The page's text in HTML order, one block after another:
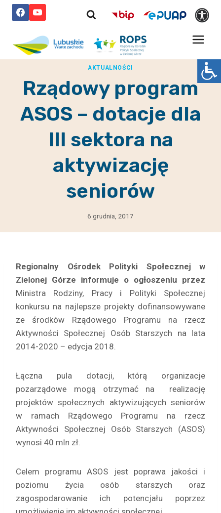
Przejdź
AKTUALNOŚCI
Rządowy program
ASOS – dotacje dla
III sektora na
aktywizację
seniorów
6 grudnia, 2017
Regionalny Ośrodek Polityki Społecznej w
Zielonej Górze informuje o ogłoszeniu przez
Ministra Rodziny, Pracy i Polityki Społecznej
konkursu na najlepsze projekty dofinansowywane
ze środków Rządowego Programu na rzecz
Aktywności Społecznej Osób Starszych na lata
2014-2020 – edycja 2018.
Łączna pula dotacji, którą organizacje
pozarządowe mogą otrzymać na realizację
projektów społecznych aktywizujących seniorów
w ramach Rządowego Programu na rzecz
Aktywności Społecznej Osób Starszych (ASOS)
wynosi 40 mln zł.
Celem programu ASOS jest poprawa jakości i
poziomu życia osób starszych oraz
zagospodarowanie ich potencjału poprzez